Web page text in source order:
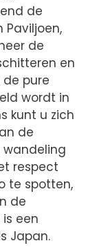
de
Paviljoen,
de
en
pure
wordt in
kunt u zich
de
wandeling
respect
te spotten,
de
is een
Japan.